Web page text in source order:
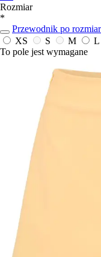
Rozmiar
*
Przewodnik po
XS
S M L
To pole jest wymagane